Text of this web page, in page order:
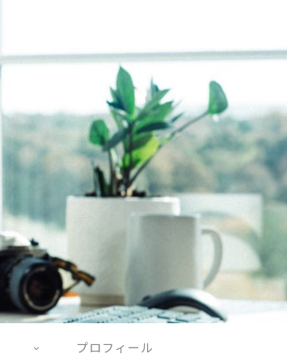
プロフィール